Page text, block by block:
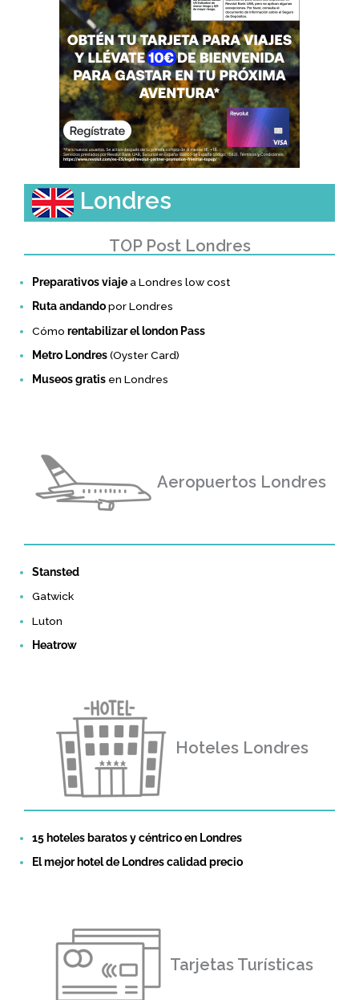
Londres
TOP Post Londres
Preparativos viajea Londres low cost
Ruta andandopor Londres
Cómo rentabilizar el london Pass
Metro Londres(Oyster Card)
Museos gratis en Londres
Aeropuertos Londres
Stansted
Gatwick
Luton
Heatrow
Hoteles Londres
15 hoteles baratos y céntrico en Londres
El mejor hotel de Londres calidad precio
Tarjetas Turísticas